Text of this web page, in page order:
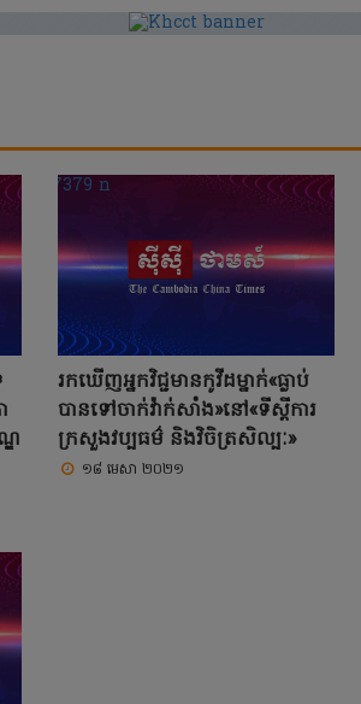
ឌ
រកឃើញអ្នកវិជ្ជមានកូវីដម្នាក់«ធ្លាប់
បានទៅចាក់វ៉ាក់សាំង»នៅ«ទីស្តីការ
ក្រសួងវប្បធម៌ និងវិចិត្រសិល្បៈ»
១៨ មេសា ២០២១